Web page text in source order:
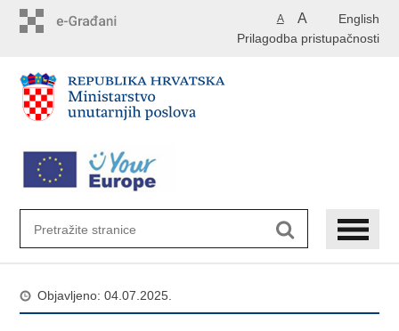
English
A A
Prilagodba pristupačnosti
Objavljeno: 04.07.2025.